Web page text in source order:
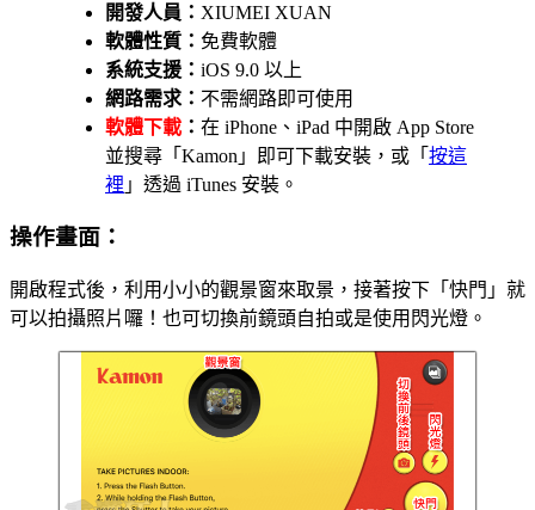
開發人員： XIUMEI XUAN
軟體性質： 免費軟體
系統支援： iOS 9.0 以上
網路需求： 不需網路即可使用
軟體下載 ： 在 iPhone、iPad 中開啟 App Store
並搜尋「Kamon」即可下載安裝，或「 按這
裡 」透過 iTunes 安裝。
操作畫面：
開啟程式後，利用小小的觀景窗來取景，接著按下「快門」就
可以拍攝照片囉！也可切換前鏡頭自拍或是使用閃光燈。